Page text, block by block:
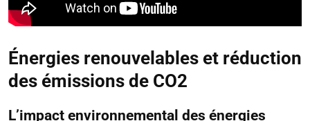
Énergies renouvelables et réduction
des émissions de CO2
L’impact environnemental des énergies